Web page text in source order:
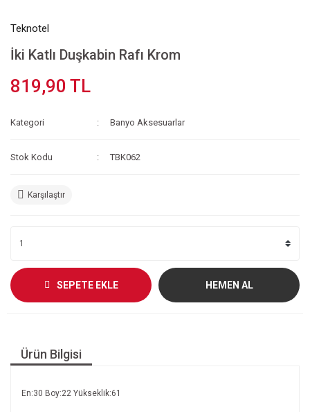
Teknotel
İki Katlı Duşkabin Rafı Krom
819,90 TL
Kategori Banyo Aksesuarlar
Stok Kodu TBK062
Karşılaştır
SEPETE EKLE HEMEN AL
Ürün Bilgisi
En:30 Boy:22 Yükseklik:61